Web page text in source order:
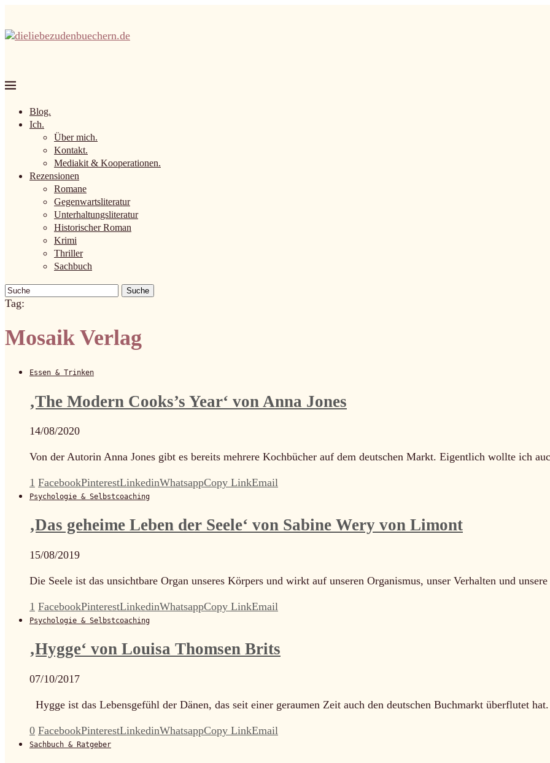
Blog.
Ich.
Über mich.
Kontakt.
Mediakit & Kooperationen.
Rezensionen
Romane
Gegenwartsliteratur
Unterhaltungsliteratur
Historischer Roman
Krimi
Thriller
Sachbuch
Suche
Tag:
Mosaik Verlag
Essen & Trinken
‚The Modern Cooks’s Year‘ von Anna Jones
14/08/2020
Von der Autorin Anna Jones gibt es bereits mehrere Kochbücher auf dem deutschen Markt. Eigentlich wollte ich
1 FacebookPinterestLinkedinWhatsappCopy LinkEmail
Psychologie & Selbstcoaching
‚Das geheime Leben der Seele‘ von Sabine Wery von Limont
15/08/2019
Die Seele ist das unsichtbare Organ unseres Körpers und wirkt auf unseren Organismus, unser Verhalten und
1 FacebookPinterestLinkedinWhatsappCopy LinkEmail
Psychologie & Selbstcoaching
‚Hygge‘ von Louisa Thomsen Brits
07/10/2017
Hygge ist das Lebensgefühl der Dänen, das seit einer geraumen Zeit auch den deutschen Buchmarkt überflutet
0 FacebookPinterestLinkedinWhatsappCopy LinkEmail
Sachbuch & Ratgeber